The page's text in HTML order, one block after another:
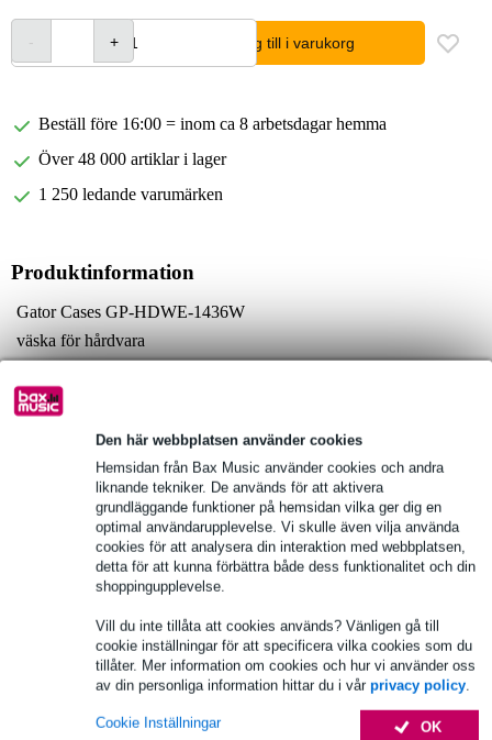
Den här webbplatsen använder cookies
Hemsidan från Bax Music använder cookies och andra
liknande tekniker. De används för att aktivera
grundläggande funktioner på hemsidan vilka ger dig en
optimal användarupplevelse. Vi skulle även vilja använda
cookies för att analysera din interaktion med webbplatsen,
detta för att kunna förbättra både dess funktionalitet och din
shoppingupplevelse.
Vill du inte tillåta att cookies används? Vänligen gå till
cookie inställningar för att specificera vilka cookies som du
tillåter. Mer information om cookies och hur vi använder oss
av din personliga information hittar du i vår privacy policy.
OK
Cookie Inställningar
lägg till i varukorg
Beställ före 16:00 = inom ca 8 arbetsdagar hemma
Över 48 000 artiklar i lager
1 250 ledande varumärken
Produktinformation
Gator Cases GP-HDWE-1436W
väska för hårdvara
Fullständiga specifikationer
Se även (1)